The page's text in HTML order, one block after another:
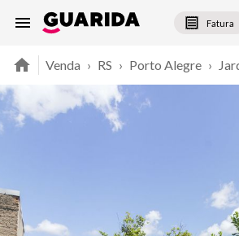
Fatura
Venda › RS › Porto Alegre ›